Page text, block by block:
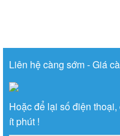
Liên hệ càng sớm - Giá
Hoặc để lại số điện
ít phút !